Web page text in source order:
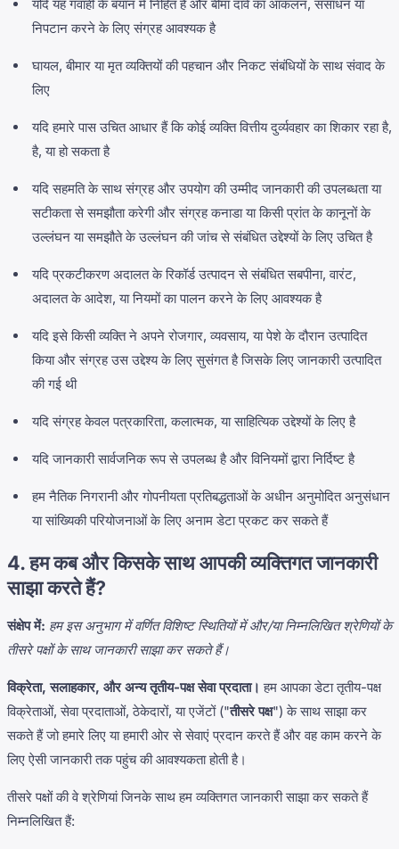
यदि यह गवाही के बयान में निहित है और बीमा दावे का आकलन, संसाधन या
निपटान करने के लिए संग्रह आवश्यक है
घायल, बीमार या मृत व्यक्तियों की पहचान और निकट संबंधियों के साथ संवाद के
लिए
यदि हमारे पास उचित आधार हैं कि कोई व्यक्ति वित्तीय दुर्व्यवहार का शिकार रहा है,
है, या हो सकता है
यदि सहमति के साथ संग्रह और उपयोग की उम्मीद जानकारी की उपलब्धता या
सटीकता से समझौता करेगी और संग्रह कनाडा या किसी प्रांत के कानूनों के
उल्लंघन या समझौते के उल्लंघन की जांच से संबंधित उद्देश्यों के लिए उचित है
यदि प्रकटीकरण अदालत के रिकॉर्ड उत्पादन से संबंधित सबपीना, वारंट,
अदालत के आदेश, या नियमों का पालन करने के लिए आवश्यक है
यदि इसे किसी व्यक्ति ने अपने रोजगार, व्यवसाय, या पेशे के दौरान उत्पादित
किया और संग्रह उस उद्देश्य के लिए सुसंगत है जिसके लिए जानकारी उत्पादित
की गई थी
यदि संग्रह केवल पत्रकारिता, कलात्मक, या साहित्यिक उद्देश्यों के लिए है
यदि जानकारी सार्वजनिक रूप से उपलब्ध है और विनियमों द्वारा निर्दिष्ट है
हम नैतिक निगरानी और गोपनीयता प्रतिबद्धताओं के अधीन अनुमोदित अनुसंधान
या सांख्यिकी परियोजनाओं के लिए अनाम डेटा प्रकट कर सकते हैं
4. हम कब और किसके साथ आपकी व्यक्तिगत जानकारी
साझा करते हैं?
संक्षेप में: हम इस अनुभाग में वर्णित विशिष्ट स्थितियों में और/या निम्नलिखित श्रेणियों के
तीसरे पक्षों के साथ जानकारी साझा कर सकते हैं।
विक्रेता, सलाहकार, और अन्य तृतीय-पक्ष सेवा प्रदाता। हम आपका डेटा तृतीय-पक्ष
विक्रेताओं, सेवा प्रदाताओं, ठेकेदारों, या एजेंटों ("तीसरे पक्ष") के साथ साझा कर
सकते हैं जो हमारे लिए या हमारी ओर से सेवाएं प्रदान करते हैं और वह काम करने के
लिए ऐसी जानकारी तक पहुंच की आवश्यकता होती है।
तीसरे पक्षों की वे श्रेणियां जिनके साथ हम व्यक्तिगत जानकारी साझा कर सकते हैं
निम्नलिखित हैं: